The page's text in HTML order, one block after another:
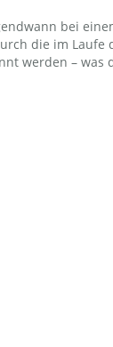
bei
die im
werden – was